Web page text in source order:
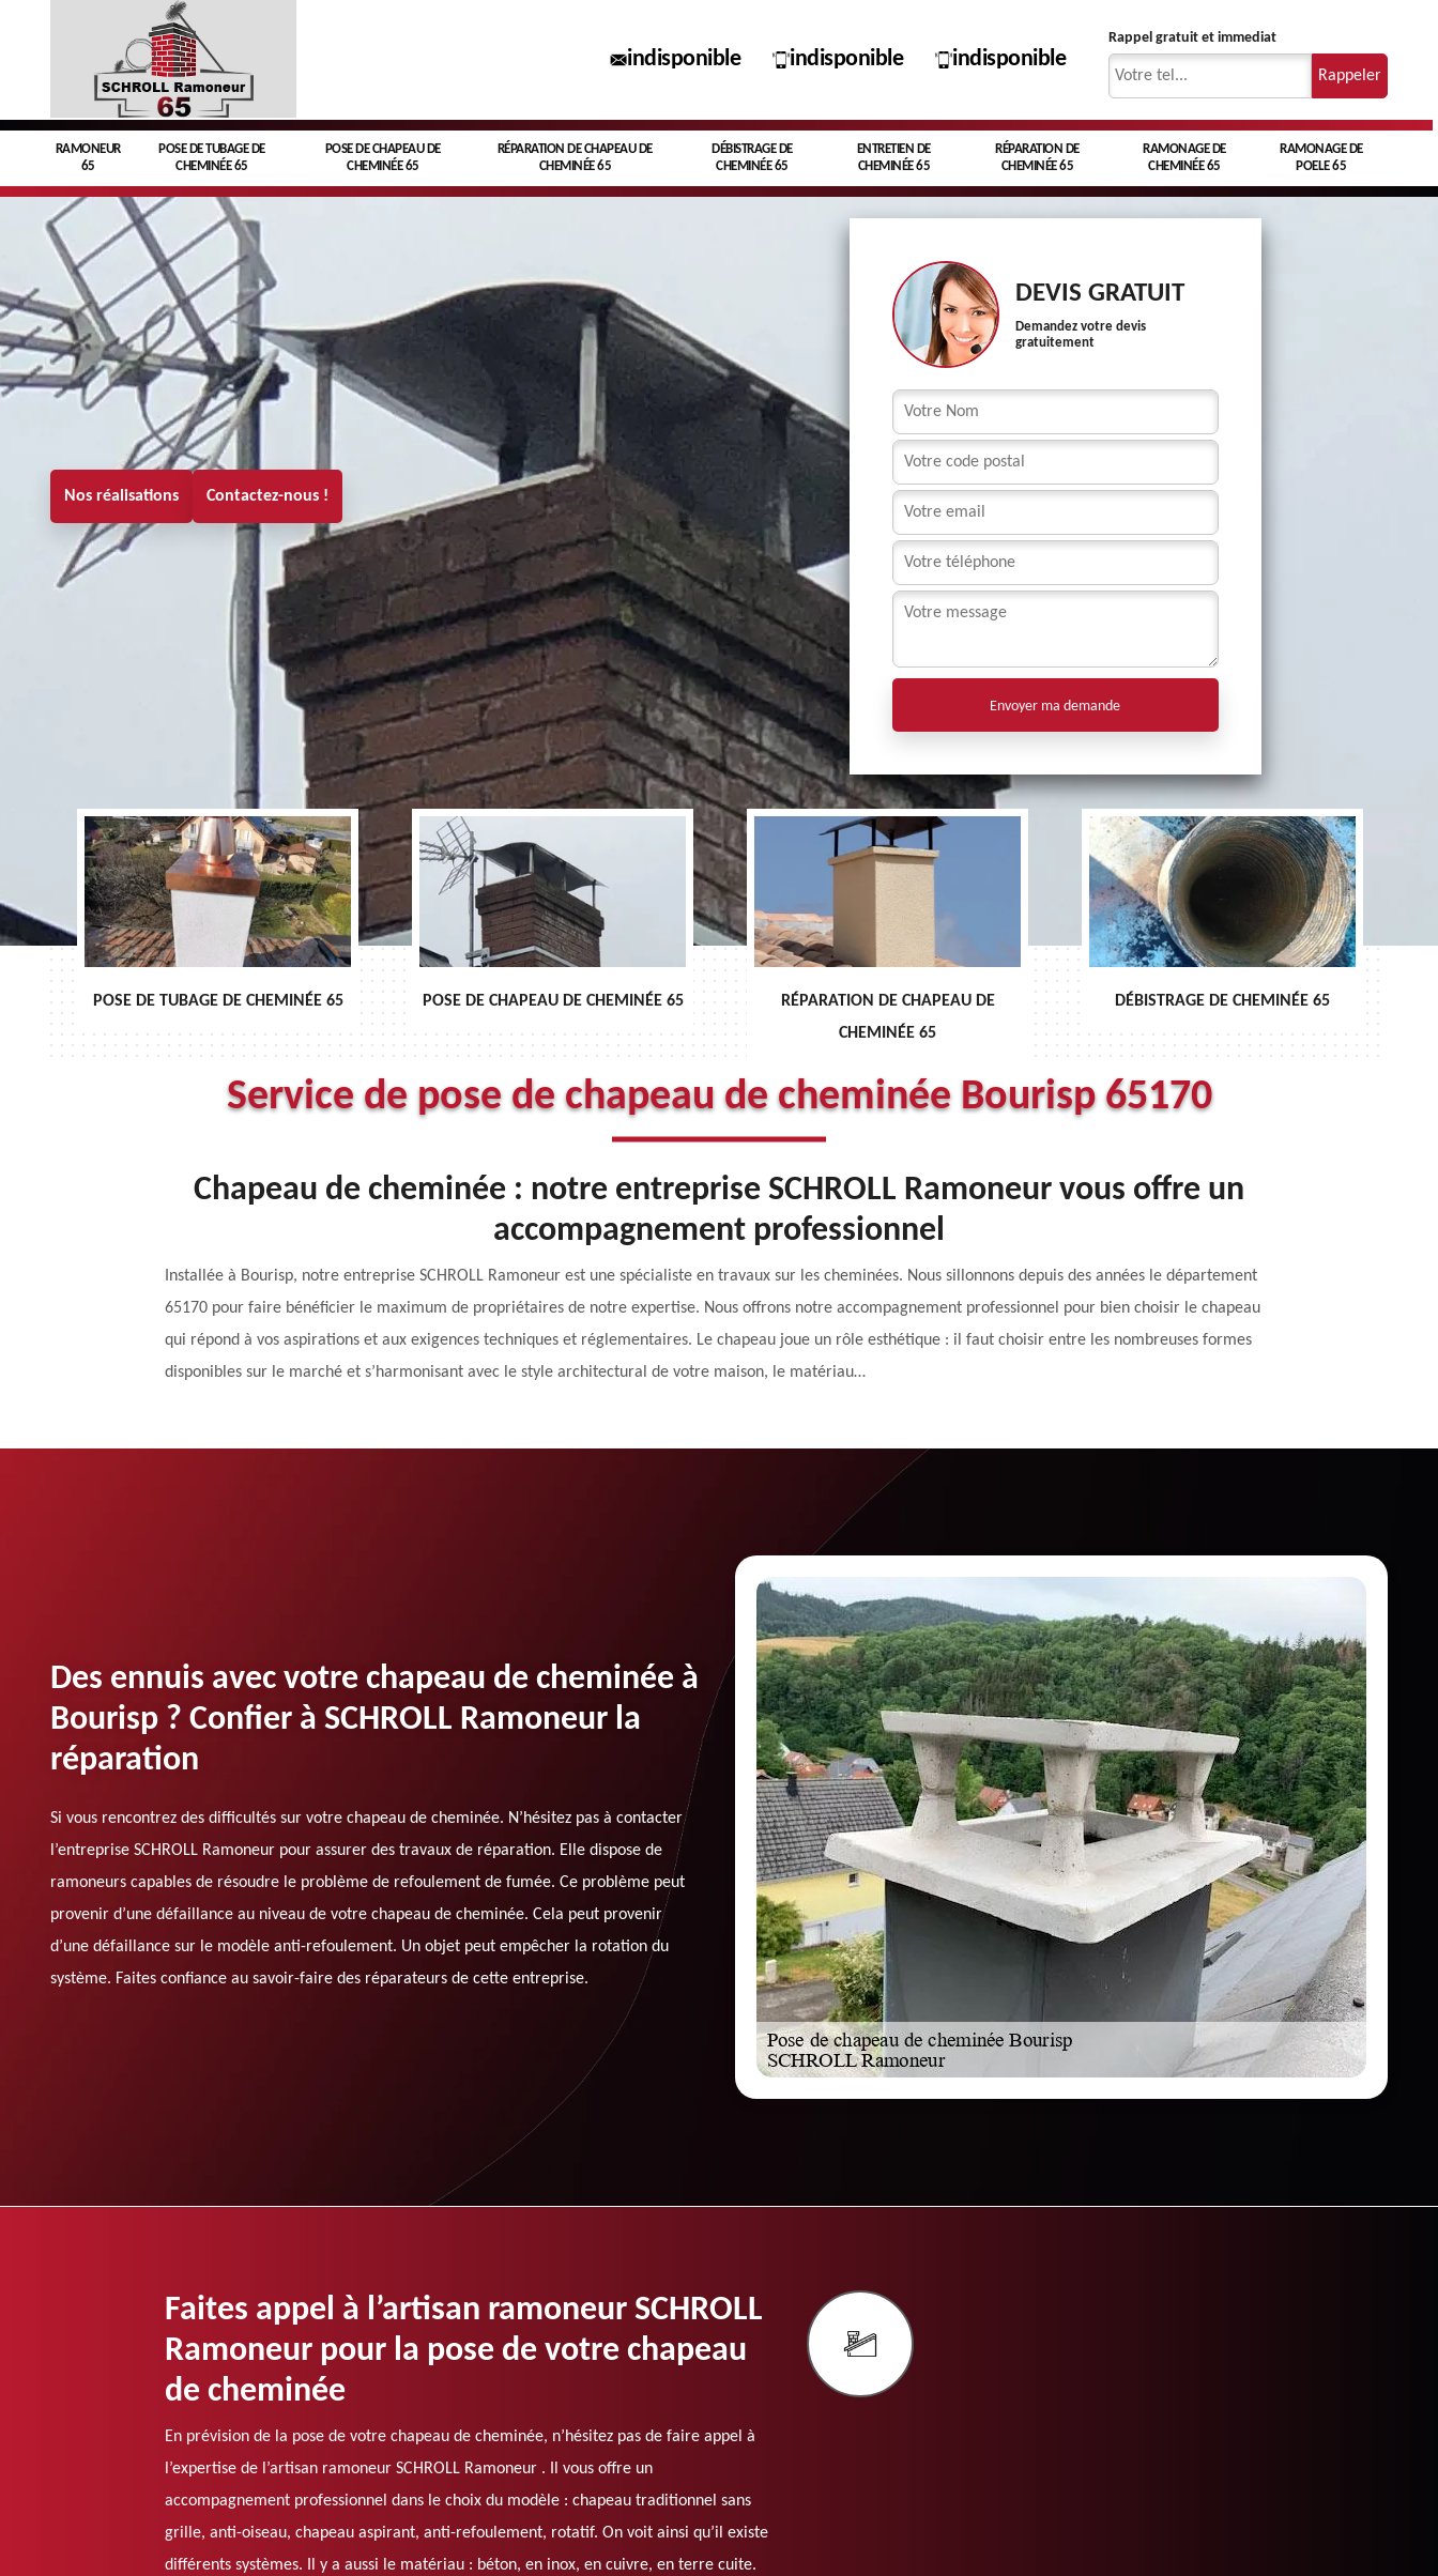
indisponible indisponible indisponible
Rappel gratuit et immediat
RAMONEUR
65
POSE DE TUBAGE DE
CHEMINÉE 65
POSE DE CHAPEAU DE
CHEMINÉE 65
RÉPARATION DE CHAPEAU DE
CHEMINÉE 65
DÉBISTRAGE DE
CHEMINÉE 65
ENTRETIEN DE
CHEMINÉE 65
RÉPARATION DE
CHEMINÉE 65
RAMONAGE DE
CHEMINÉE 65
RAMONAGE DE
POELE 65
Nos réalisations Contactez-nous !
DEVIS GRATUIT
Demandez votre devis
gratuitement
POSE DE TUBAGE DE CHEMINÉE 65 POSE DE CHAPEAU DE CHEMINÉE 65
RÉPARATION DE CHAPEAU DE
CHEMINÉE 65
DÉBISTRAGE DE CHEMINÉE 65
Service de pose de chapeau de cheminée Bourisp 65170
Chapeau de cheminée : notre entreprise SCHROLL Ramoneur vous offre un
accompagnement professionnel
Installée à Bourisp, notre entreprise SCHROLL Ramoneur est une spécialiste en travaux sur les cheminées. Nous sillonnons depuis des années le département
65170 pour faire bénéficier le maximum de propriétaires de notre expertise. Nous offrons notre accompagnement professionnel pour bien choisir le chapeau
qui répond à vos aspirations et aux exigences techniques et réglementaires. Le chapeau joue un rôle esthétique : il faut choisir entre les nombreuses formes
disponibles sur le marché et s’harmonisant avec le style architectural de votre maison, le matériau…
Des ennuis avec votre chapeau de cheminée à
Bourisp ? Confier à SCHROLL Ramoneur la
réparation
Si vous rencontrez des difficultés sur votre chapeau de cheminée. N’hésitez pas à contacter
l’entreprise SCHROLL Ramoneur pour assurer des travaux de réparation. Elle dispose de
ramoneurs capables de résoudre le problème de refoulement de fumée. Ce problème peut
provenir d’une défaillance au niveau de votre chapeau de cheminée. Cela peut provenir
d’une défaillance sur le modèle anti-refoulement. Un objet peut empêcher la rotation du
système. Faites confiance au savoir-faire des réparateurs de cette entreprise.
Faites appel à l’artisan ramoneur SCHROLL
Ramoneur pour la pose de votre chapeau
de cheminée
En prévision de la pose de votre chapeau de cheminée, n’hésitez pas de faire appel à
l’expertise de l’artisan ramoneur SCHROLL Ramoneur . Il vous offre un
accompagnement professionnel dans le choix du modèle : chapeau traditionnel sans
grille, anti-oiseau, chapeau aspirant, anti-refoulement, rotatif. On voit ainsi qu’il existe
différents systèmes. Il y a aussi le matériau : béton, en inox, en cuivre, en terre cuite.